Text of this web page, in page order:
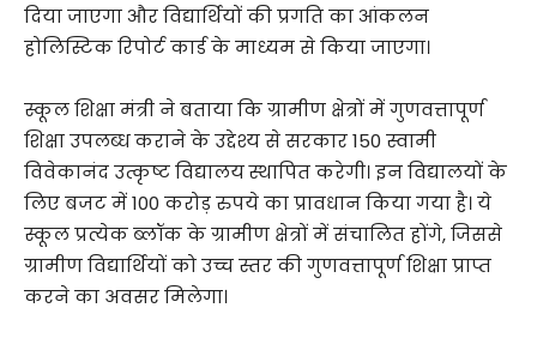
दिया जाएगा और विद्यार्थियों की प्रगति का आंकलन
होलिस्टिक रिपोर्ट कार्ड के माध्यम से किया जाएगा।
स्कूल शिक्षा मंत्री ने बताया कि ग्रामीण क्षेत्रों में गुणवत्तापूर्ण
शिक्षा उपलब्ध कराने के उद्देश्य से सरकार 150 स्वामी
विवेकानंद उत्कृष्ट विद्यालय स्थापित करेगी। इन विद्यालयों के
लिए बजट में 100 करोड़ रुपये का प्रावधान किया गया है। ये
स्कूल प्रत्येक ब्लॉक के ग्रामीण क्षेत्रों में संचालित होंगे, जिससे
ग्रामीण विद्यार्थियों को उच्च स्तर की गुणवत्तापूर्ण शिक्षा प्राप्त
करने का अवसर मिलेगा।